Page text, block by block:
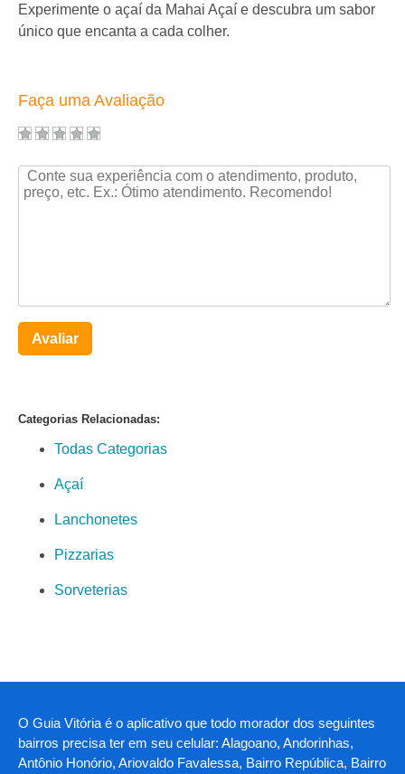
Experimente o açaí da Mahai Açaí e descubra um sabor
único que encanta a cada colher.
Faça uma Avaliação
Avaliar
Categorias Relacionadas:
Todas Categorias
Açaí
Lanchonetes
Pizzarias
Sorveterias
O Guia Vitória é o aplicativo que todo morador dos seguintes
bairros precisa ter em seu celular: Alagoano, Andorinhas,
Antônio Honório, Ariovaldo Favalessa, Bairro República, Bairro